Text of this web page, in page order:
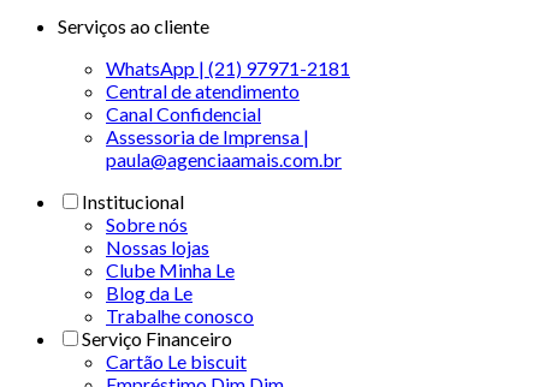
Serviços ao cliente
WhatsApp | (21) 97971-2181
Central de atendimento
Canal Confidencial
Assessoria de Imprensa |
paula@agenciaamais.com.br
Institucional
Sobre nós
Nossas lojas
Clube Minha Le
Blog da Le
Trabalhe conosco
Serviço Financeiro
Cartão Le biscuit